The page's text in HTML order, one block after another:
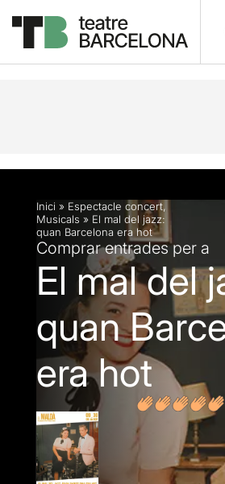
Descripció Fitxa artística
Inici » Espectacle concert,
Musicals » El mal del jazz:
quan Barcelona era hot
Comprar entrades per a
El mal del
quan
era hot